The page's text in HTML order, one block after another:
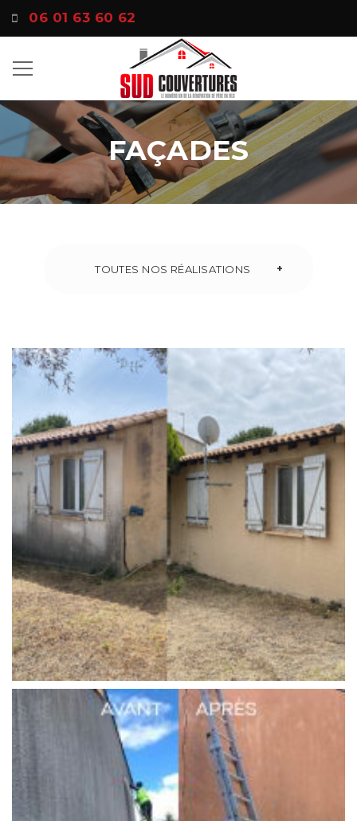
06 01 63 60 62
FAÇADES
TOUTES NOS RÉALISATIONS +
Nettoyage maison Mèze
Façades